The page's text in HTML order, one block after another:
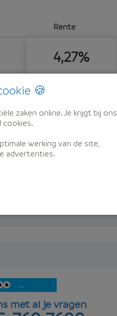
Rente
4,27%
4,45%
4,65%
...
met al je vragen
🍪
zaken online. Je krijgt bij ons
cookies.
werking van de site,
advertenties.